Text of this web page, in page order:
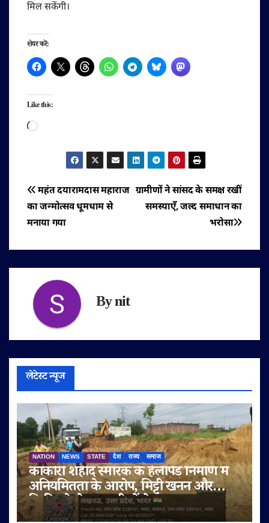
मिल सकेंगी।
शेयर करें:
Like this:
Loading…
पोस्ट
नेविगेशन
ग्रामीणों ने सांसद के समक्ष रखीं
समस्याएँ, जल्द समाधान का
भरोसा
महंत दयारामदास महाराज
का जन्मोत्सव धूमधाम से
मनाया गया
Bynit
लेटेस्ट न्यूज
NATION NEWS STATE देश राज्य समाज
काकोरी शहीद स्मारक के हेलीपैड निर्माण में
अनियमितता के आरोप, मिट्टी खनन और
बिक्री को लेकर ग्रामीणों ने उठाए सवाल